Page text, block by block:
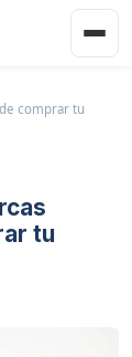
comprar tu
tu